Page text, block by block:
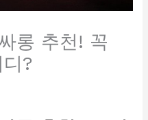
롱 추천! 꼭
?